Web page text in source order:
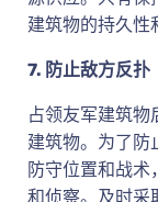
建筑物的持久性
7. 防止敌方反扑
占领友军建筑物
建筑物。为了防
防守位置和战术
和侦察。及时采